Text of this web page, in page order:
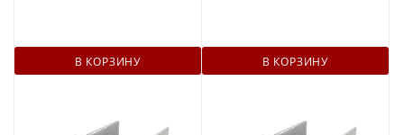
В КОРЗИНУ В КОРЗИНУ